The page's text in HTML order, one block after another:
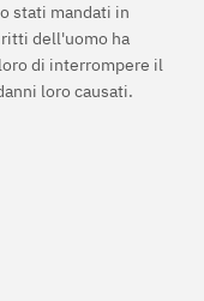
stati mandati in
dell'uomo ha
di interrompere il
loro causati.